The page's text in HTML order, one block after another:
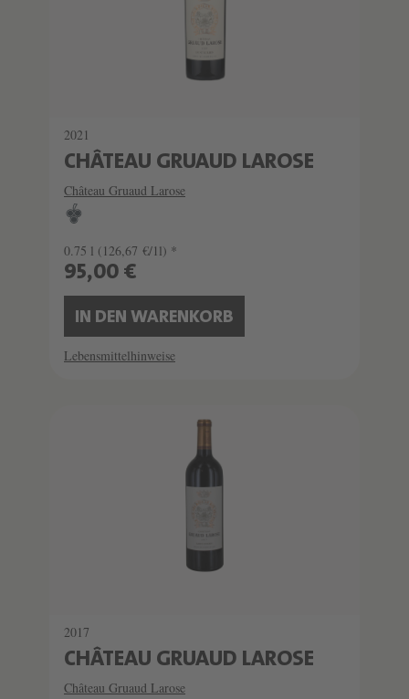
2021
CHÂTEAU GRUAUD LAROSE
Château Gruaud Larose
0.75 l (126,67 €/1l) *
95,00 €
IN DEN WARENKORB
Lebensmittelhinweise
2017
CHÂTEAU GRUAUD LAROSE
Château Gruaud Larose